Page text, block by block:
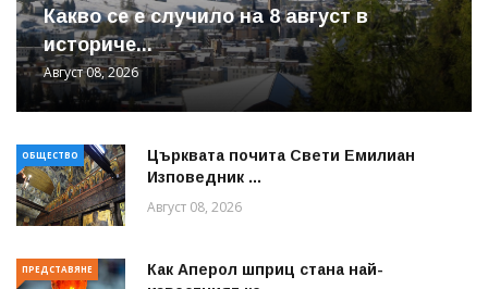
Какво се е случило на 8 август в
историче...
Август 08, 2026
ОБЩЕСТВО
Църквата почита Свeти Емилиан
Изповедник ...
Август 08, 2026
ПРЕДСТАВЯНЕ
Как Аперол шприц стана най-